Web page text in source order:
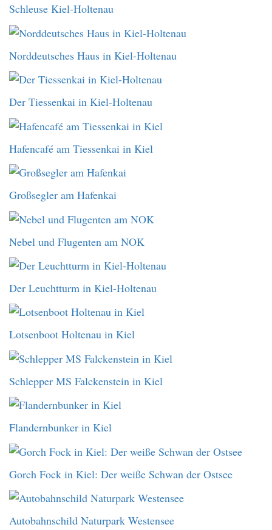
Schleuse Kiel-Holtenau
Norddeutsches Haus in Kiel-Holtenau
Der Tiessenkai in Kiel-Holtenau
Hafencafé am Tiessenkai in Kiel
Großsegler am Hafenkai
Nebel und Flugenten am NOK
Der Leuchtturm in Kiel-Holtenau
Lotsenboot Holtenau in Kiel
Schlepper MS Falckenstein in Kiel
Flandernbunker in Kiel
Gorch Fock in Kiel: Der weiße Schwan der Ostsee
Autobahnschild Naturpark Westensee